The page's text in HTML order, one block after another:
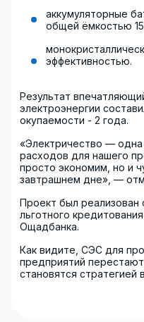
аккумуляторные
общей ёмкостью
эффективностью.
Результат
электроэнергии
окупаемости - 2 года.
«Электричество —
расходов для нашего
просто экономим, но и
завтрашнем дне», —
Проект был реализован
льготного
Ощадбанка.
Как видите, СЭС для
предприятий
становятся стратегией